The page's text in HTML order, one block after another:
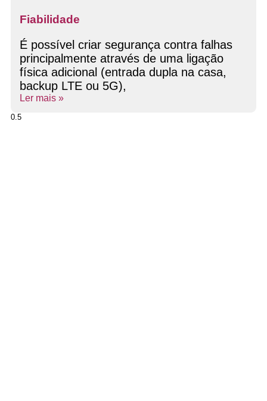
Fiabilidade
É possível criar segurança contra falhas
principalmente através de uma ligação
física adicional (entrada dupla na casa,
backup LTE ou 5G),
Ler mais »